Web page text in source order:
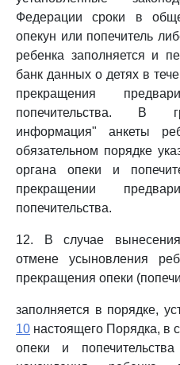
Федерации сроки в
опекун или попечитель
ребенка заполняется и
банк данных о детях в
прекращения
попечительства. В
информация" анкеты
обязательном порядке
органа опеки и
прекращении
попечительства.
12. В случае
отмене усыновления
прекращения опеки
заполняется в порядке,
10 настоящего Порядка, в
опеки и